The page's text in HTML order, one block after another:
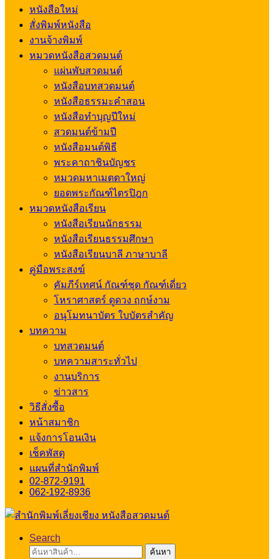
หนังสือใหม่
สั่งพิมพ์หนังสือ
งานจ้างพิมพ์
หมวดหนังสือสวดมนต์
แผ่นพับสวดมนต์
หนังสือบทสวดมนต์
หนังสือธรรมะคำสอน
หนังสือทำบุญปีใหม่
สวดมนต์ข้ามปี
หนังสือมนต์พิธี
พระคาถาชินบัญชร
หมวดมหาเมตตาใหญ่
ยอดพระกัณฑ์ไตรปิฎก
หมวดหนังสือเรียน
หนังสือเรียนนักธรรม
หนังสือเรียนธรรมศึกษา
หนังสือเรียนบาลี ภาษาบาลี
คู่มือพระสงฆ์
คัมภีร์เทศน์ กัณฑ์ชุด กัณฑ์เดี่ยว
โหราศาสตร์ ดูดวง ฤกษ์งาม
อนุโมทนาบัตร ใบบัตรสำคัญ
บทความ
บทสวดมนต์
บทความสาระทั่วไป
งานบริการ
ข่าวสาร
วิธีสั่งซื้อ
หน้าสมาชิก
แจ้งการโอนเงิน
เช็คพัสดุ
แผนที่สำนักพิมพ์
02-872-9191
062-192-8936
Search
ค้นหา:
ค้นหา